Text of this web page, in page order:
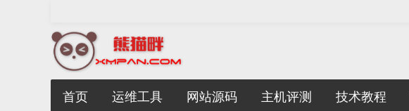
首页 运维工具 网站源码 主机评测 技术教程